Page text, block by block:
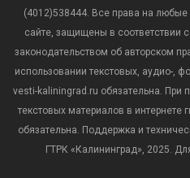
(4012)538444. Все права на
сайте, защищены в
законодательством об авторском
использовании текстовых, аудио-,
vesti-kaliningrad.ru обязательна. При
текстовых материалов в интернете
обязательна. Поддержка и
ГТРК «Калининград», 2025.